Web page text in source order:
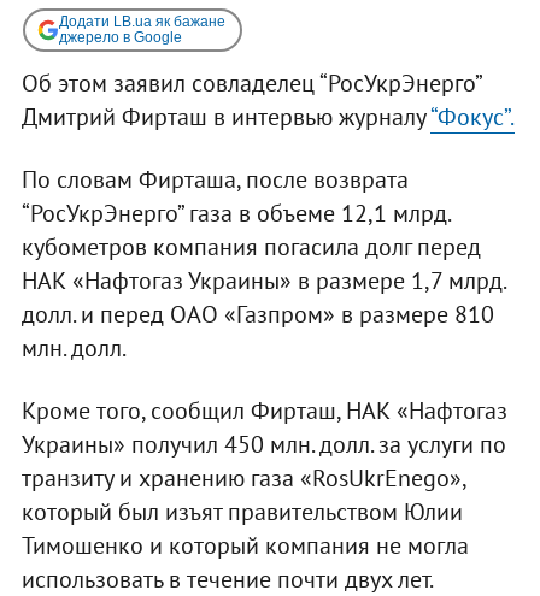
Додати LB.ua як бажане
джерело в Google
Об этом заявил совладелец “РосУкрЭнерго”
Дмитрий Фирташ в интервью журналу“Фокус”.
По словам Фирташа, после возврата
“РосУкрЭнерго” газа в объеме 12,1 млрд.
кубометров компания погасила долг перед
НАК «Нафтогаз Украины» в размере 1,7 млрд.
долл. и перед ОАО «Газпром» в размере 810
млн. долл.
Кроме того, сообщил Фирташ, НАК «Нафтогаз
Украины» получил 450 млн. долл. за услуги по
транзиту и хранению газа «RosUkrEnego»,
который был изъят правительством Юлии
Тимошенко и который компания не могла
использовать в течение почти двух лет.